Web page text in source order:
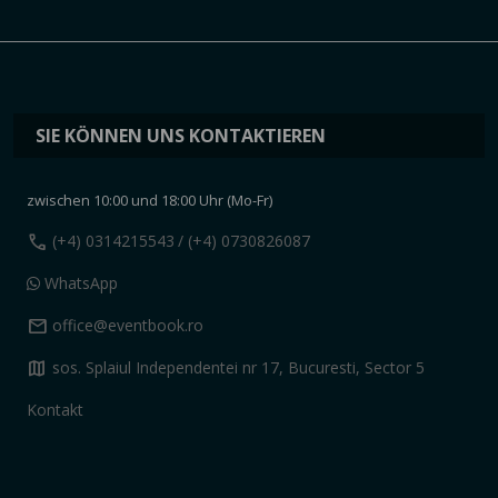
SIE KÖNNEN UNS KONTAKTIEREN
zwischen 10:00 und 18:00 Uhr (Mo-Fr)
call (+4) 0314215543 / (+4) 0730826087
WhatsApp
mail office@eventbook.ro
map sos. Splaiul Independentei nr 17, Bucuresti, Sector 5
Kontakt